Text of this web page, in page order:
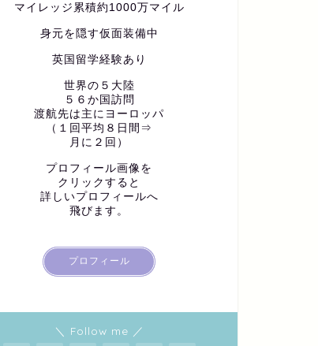
マイレッジ累積約1000万マイル
身元を隠す仮面装備中
英国留学経験あり
世界の５大陸
５６か国訪問
渡航先は主にヨーロッパ
（１回平均８日間⇒
月に２回）
プロフィール画像を
クリックすると
詳しいプロフィールへ
飛びます。
プロフィール
＼ Follow me ／